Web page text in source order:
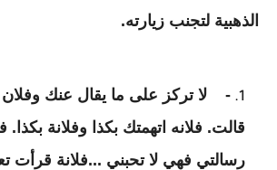
الذهبية لتجنب زيارته.
-
لا تركز على ما يقال عنك وفلان
قالت. فلانه اتهمتك بكذا وفلانة بكذا.
رسالتي فهي لا تحبني ...فلانة قرأت